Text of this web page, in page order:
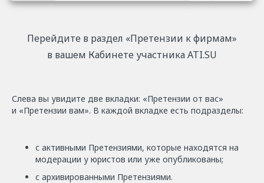
Перейдите в раздел «Претензии к фирмам»
в вашем Кабинете участника ATI.SU
Слева вы увидите две вкладки: «Претензии от вас»
и «Претензии вам». В каждой вкладке есть подразделы:
с активными Претензиями, которые находятся на
модерации у юристов или уже опубликованы;
с архивированными Претензиями.